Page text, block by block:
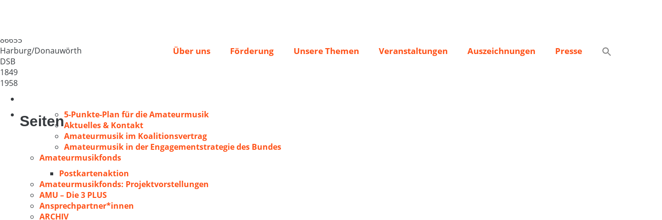
Über uns Förderung Unsere Themen Veranstaltungen Auszeichnungen Presse
86655
Harburg/Donauwörth
DSB
1849
1958
Seiten5-Punkte-Plan für die Amateurmusik
Aktuelles & Kontakt
Amateurmusik im Koalitionsvertrag
Amateurmusik in der Engagementstrategie des Bundes
Amateurmusikfonds
Postkartenaktion
Amateurmusikfonds: Projektvorstellungen
AMU – Die 3 PLUS
Ansprechpartner*innen
ARCHIV